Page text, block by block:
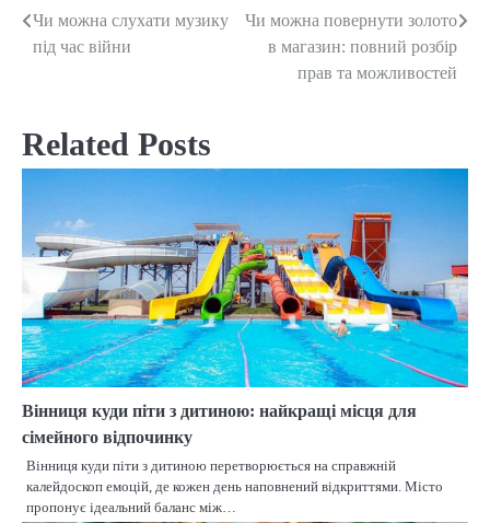
Post
navigation
Чи можна слухати музику
під час війни
Чи можна повернути золото
в магазин: повний розбір
прав та можливостей
Related Posts
Вінниця куди піти з дитиною: найкращі місця для
сімейного відпочинку
Вінниця куди піти з дитиною перетворюється на справжній
калейдоскоп емоцій, де кожен день наповнений відкриттями. Місто
пропонує ідеальний баланс між…